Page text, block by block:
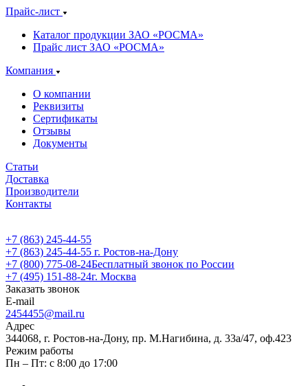
Прайс-лист
Каталог продукции ЗАО «РОСМА»
Прайс лист ЗАО «РОСМА»
Компания
О компании
Реквизиты
Сертификаты
Отзывы
Документы
Статьи
Доставка
Производители
Контакты
+7 (863) 245-44-55
+7 (863) 245-44-55 г. Ростов-на-Дону
+7 (800) 775-08-24Бесплатный звонок по России
+7 (495) 151-88-24г. Москва
Заказать звонок
E-mail
2454455@mail.ru
Адрес
344068, г. Ростов-на-Дону, пр. М.Нагибина, д. 33а/47, оф.423
Режим работы
Пн – Пт: с 8:00 до 17:00